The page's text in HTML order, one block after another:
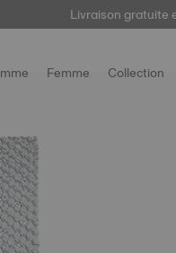
Livraison gratuite
ici
Femme Collection